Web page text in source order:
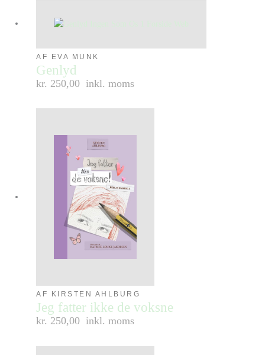
AF EVA MUNK
Genlyd
kr. 250,00 inkl. moms
AF KIRSTEN AHLBURG
Jeg fatter ikke de voksne
kr. 250,00 inkl. moms